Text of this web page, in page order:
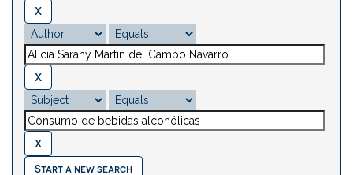
Start a new search